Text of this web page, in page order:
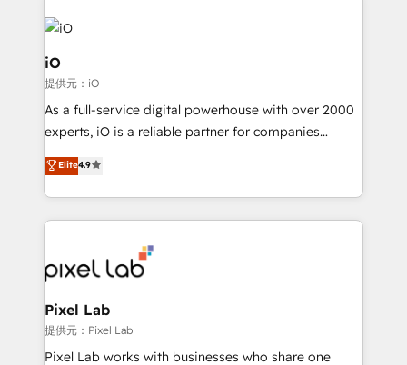
iO
提供元：iO
As a full-service digital powerhouse with over 2000
experts, iO is a reliable partner for companies
looking to strengthen their position in the fields of
marketing, technology, content, strategy and
creation. iO combines in-depth knowledge on both
the marketing and technology end of HubSpot,
from end-to-end. Teams of marketing specialists,
developers, copywriters and designers work side by
side to meet the specific demands of every client
and project. Dedicated HubSpot teams combine all
skills for HubSpot projects from strategy to
Elite4.9
Pixel Lab
提供元：Pixel Lab
Pixel Lab works with businesses who share one